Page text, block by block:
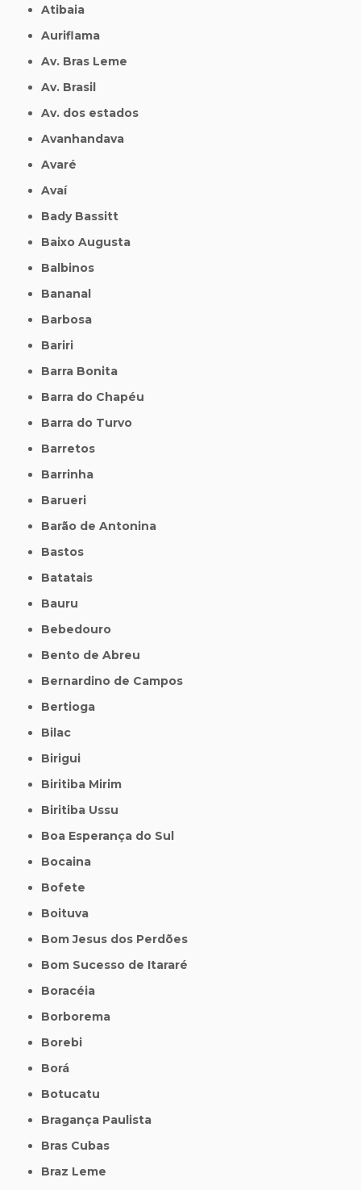
Atibaia
Auriflama
Av. Bras Leme
Av. Brasil
Av. dos estados
Avanhandava
Avaré
Avaí
Bady Bassitt
Baixo Augusta
Balbinos
Bananal
Barbosa
Bariri
Barra Bonita
Barra do Chapéu
Barra do Turvo
Barretos
Barrinha
Barueri
Barão de Antonina
Bastos
Batatais
Bauru
Bebedouro
Bento de Abreu
Bernardino de Campos
Bertioga
Bilac
Birigui
Biritiba Mirim
Biritiba Ussu
Boa Esperança do Sul
Bocaina
Bofete
Boituva
Bom Jesus dos Perdões
Bom Sucesso de Itararé
Boracéia
Borborema
Borebi
Borá
Botucatu
Bragança Paulista
Bras Cubas
Braz Leme